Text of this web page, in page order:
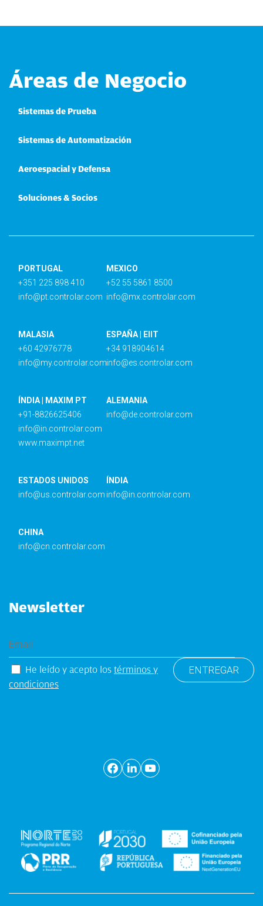
Áreas de Negocio
Sistemas de Prueba
Sistemas de Automatización
Aeroespacial y Defensa
Soluciones & Socios
PORTUGAL
+351 225 898 410
info@pt.controlar.com
MEXICO
+52 55 5861 8500
info@mx.controlar.com
MALASIA
+60 42976778
info@my.controlar.com
ESPAÑA | EIIT
+34 918904614
info@es.controlar.com
ÍNDIA | MAXIM PT
+91-8826625406
info@in.controlar.com
www.maximpt.net
ALEMANIA
info@de.controlar.com
ESTADOS UNIDOS
info@us.controlar.com
ÍNDIA
info@in.controlar.com
CHINA
info@cn.controlar.com
Newsletter
He leído y acepto los términos y
condiciones